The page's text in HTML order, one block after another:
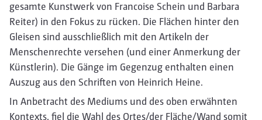
gesamte Kunstwerk von Francoise Schein und Barbara
Reiter) in den Fokus zu rücken. Die Flächen hinter den
Gleisen sind ausschließlich mit den Artikeln der
Menschenrechte versehen (und einer Anmerkung der
Künstlerin). Die Gänge im Gegenzug enthalten einen
Auszug aus den Schriften von Heinrich Heine.
In Anbetracht des Mediums und des oben erwähnten
Kontexts, fiel die Wahl des Ortes/der Fläche/Wand somit